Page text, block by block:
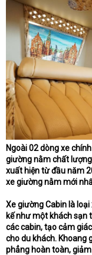
Ngoài 02 dòng xe
giường nằm chất
xuất hiện từ đầu năm
xe giường nằm mới
Xe giường Cabin là
kế như một khách sạn
các cabin, tạo cảm
cho du khách. Khoang
phẳng hoàn toàn,